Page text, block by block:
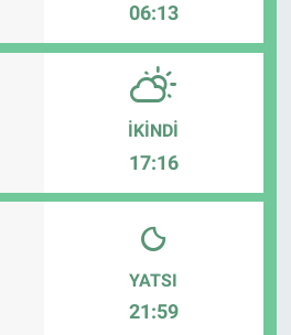
06:13
İKINDI
17:16
YATSI
21:59